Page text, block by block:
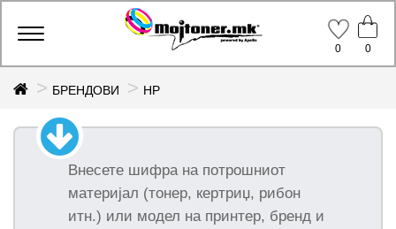
Toggle
0
0
БРЕНДОВИ HP
Внесете шифра на потрошниот
материјал (тонер, кертриџ, рибон
итн.) или модел на принтер, бренд и
Производи
Групи
материјал (1)